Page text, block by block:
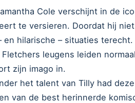
Cole verschijnt in de
te versieren. Doordat hij
en hilarische – situaties
leugens leiden
zijn imago in.
het talent van Tilly had
van de best herinnerde